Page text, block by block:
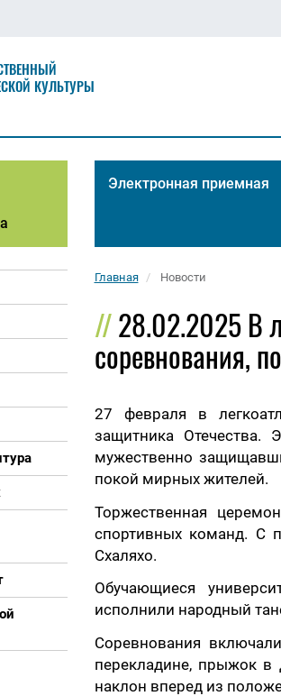
КУЛЬТУРЫ
Электронная приемная
Главная Новости
28.02.2025 В
соревнования,
27 февраля в
защитника Отечества.
мужественно
покой мирных жителей.
Торжественная
спортивных команд. С
Схаляхо.
Обучающиеся
исполнили народный
Соревнования
перекладине, прыжок в
наклон вперед из